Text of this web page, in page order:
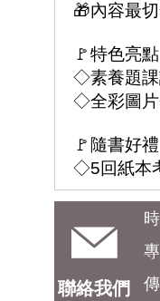
🎁內容最
🚩特色亮點
◇素養題
◇全彩圖片
🚩隨書好禮
◇5回紙本
聯絡我們